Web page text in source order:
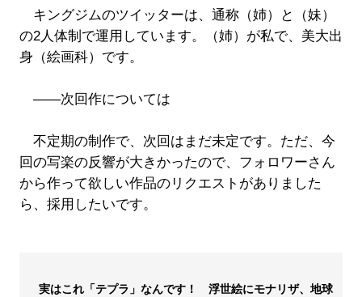
キングジムのツイッターは、通称（姉）と（妹）
の2人体制で運用しています。（姉）が私で、美大出
身（絵画科）です。
――次回作については
不定期の制作で、次回はまだ未定です。ただ、今
回の写楽の反響が大きかったので、フォロワーさん
から作って欲しい作品のリクエストがありました
ら、採用したいです。
実はこれ「テプラ」なんです！ 浮世絵にモナリザ、地球